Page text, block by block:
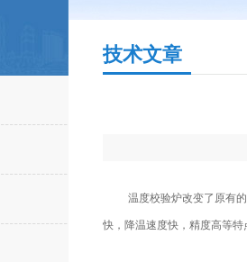
技术文章
温度校验炉改变了原有的
快，降温速度快，精度高等特